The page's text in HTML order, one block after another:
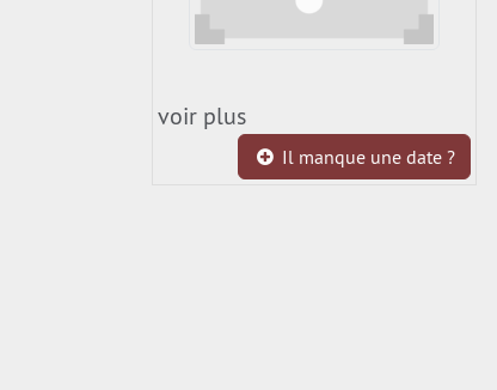
voir plus
Il manque une date ?